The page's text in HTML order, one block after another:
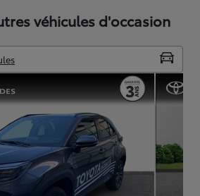
véhicules d'occasion